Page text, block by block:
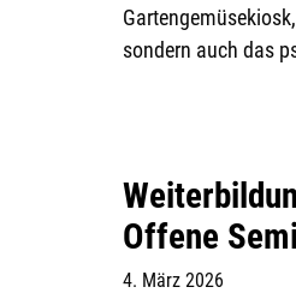
sondern auch das
Offene
4. März 2026